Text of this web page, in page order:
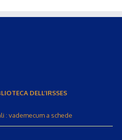
DELL’IRSSES
: vademecum a schede